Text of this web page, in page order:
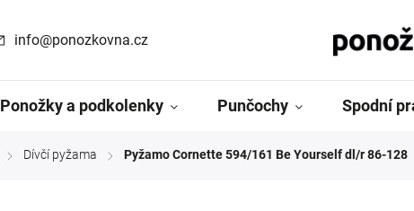
info@ponozkovna.cz
Ponožky a podkolenky Punčochy Spodní
/ Dívčí pyžama / Pyžamo Cornette 594/161 Be Yourself dl/r 86-128